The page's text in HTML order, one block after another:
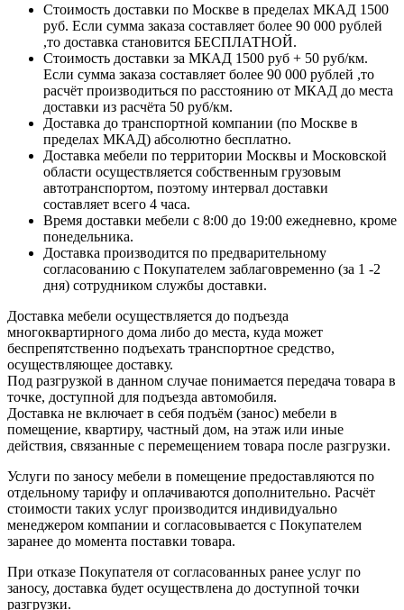
Стоимость доставки по Москве в пределах МКАД 1500
руб. Если сумма заказа составляет более 90 000 рублей
,то доставка становится БЕСПЛАТНОЙ.
Стоимость доставки за МКАД 1500 руб + 50 руб/км.
Если сумма заказа составляет более 90 000 рублей ,то
расчёт производиться по расстоянию от МКАД до места
доставки из расчёта 50 руб/км.
Доставка до транспортной компании (по Москве в
пределах МКАД) абсолютно бесплатно.
Доставка мебели по территории Москвы и Московской
области осуществляется собственным грузовым
автотранспортом, поэтому интервал доставки
составляет всего 4 часа.
Время доставки мебели с 8:00 до 19:00 ежедневно, кроме
понедельника.
Доставка производится по предварительному
согласованию с Покупателем заблаговременно (за 1 -2
дня) сотрудником службы доставки.
Доставка мебели осуществляется до подъезда
многоквартирного дома либо до места, куда может
беспрепятственно подъехать транспортное средство,
осуществляющее доставку.
Под разгрузкой в данном случае понимается передача товара в
точке, доступной для подъезда автомобиля.
Доставка не включает в себя подъём (занос) мебели в
помещение, квартиру, частный дом, на этаж или иные
действия, связанные с перемещением товара после разгрузки.
Услуги по заносу мебели в помещение предоставляются по
отдельному тарифу и оплачиваются дополнительно. Расчёт
стоимости таких услуг производится индивидуально
менеджером компании и согласовывается с Покупателем
заранее до момента поставки товара.
При отказе Покупателя от согласованных ранее услуг по
заносу, доставка будет осуществлена до доступной точки
разгрузки.